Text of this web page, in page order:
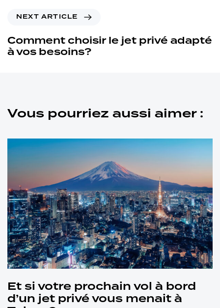
NEXT ARTICLE
Comment choisir le jet privé adapté
à vos besoins?
Vous pourriez aussi aimer :
Et si votre prochain vol à bord
d’un jet privé vous menait à